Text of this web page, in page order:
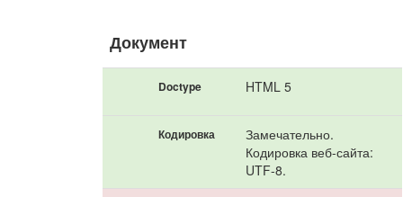
Документ
Doctype HTML 5
Кодировка
Замечательно.
Кодировка веб-сайта:
UTF-8.